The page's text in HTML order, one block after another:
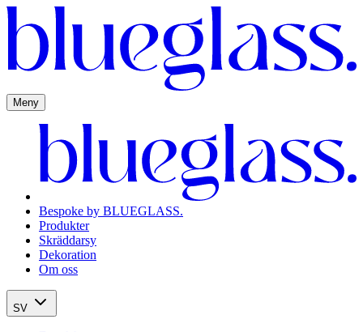
Meny
Bespoke by BLUEGLASS.
Produkter
Skräddarsy
Dekoration
Om oss
SV